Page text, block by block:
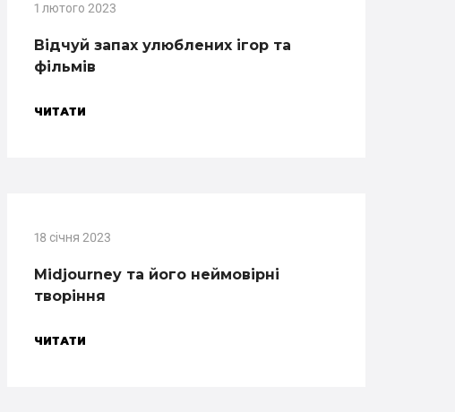
1 лютого 2023
Відчуй запах улюблених ігор та
фільмів
ЧИТАТИ
18 січня 2023
Midjourney та його неймовірні
творіння
ЧИТАТИ